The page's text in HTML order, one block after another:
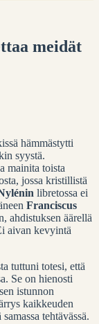
meidät
hämmästytti
syystä.
mainita toista
jossa kristillistä
libretossa ei
Franciscus
ahdistuksen äärellä
aivan kevyintä
tuttuni totesi, että
Se on hienosti
istunnon
kaikkeuden
tehtävässä.